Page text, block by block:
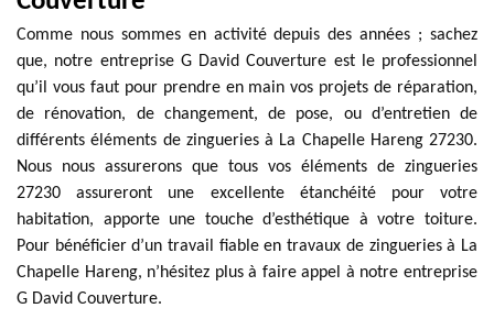
Comme nous sommes en activité depuis des années ; sachez
que, notre entreprise G David Couverture est le professionnel
qu’il vous faut pour prendre en main vos projets de réparation,
de rénovation, de changement, de pose, ou d’entretien de
différents éléments de zingueries à La Chapelle Hareng 27230.
Nous nous assurerons que tous vos éléments de zingueries
27230 assureront une excellente étanchéité pour votre
habitation, apporte une touche d’esthétique à votre toiture.
Pour bénéficier d’un travail fiable en travaux de zingueries à La
Chapelle Hareng, n’hésitez plus à faire appel à notre entreprise
G David Couverture.